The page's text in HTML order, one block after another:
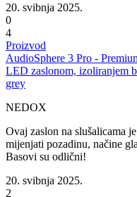
20. svibnja 2025.
0
4
Proizvod
AudioSphere 3 Pro -
LED zaslonom, izoliranjem
grey
NEDOX
Ovaj zaslon na slušalicama
mijenjati pozadinu, načine
Basovi su odlični!
20. svibnja 2025.
2